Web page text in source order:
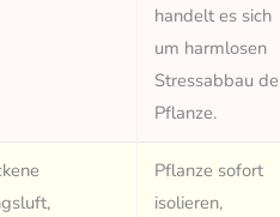
handelt es sich
um harmlosen
Stressabbau
Pflanze.
Pflanze sofort
isolieren,